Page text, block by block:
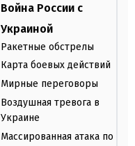
Война России с
Украиной
Ракетные обстрелы
Карта боевых действий
Мирные переговоры
Воздушная тревога в
Украине
Массированная атака по